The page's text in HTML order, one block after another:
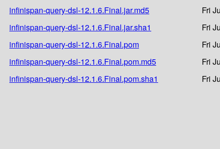
infinispan-query-dsl-12.1.6.Final.jar.md5
Fri
infinispan-query-dsl-12.1.6.Final.jar.sha1
Fri
infinispan-query-dsl-12.1.6.Final.pom
Fri
infinispan-query-dsl-12.1.6.Final.pom.md5
Fri
infinispan-query-dsl-12.1.6.Final.pom.sha1
Fri